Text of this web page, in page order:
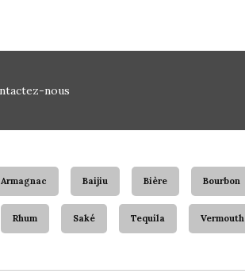
nous
Armagnac Baijiu Bière Bourbon
Rhum Saké Tequila Vermouth